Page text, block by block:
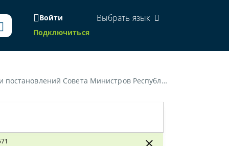
Войти
Подключиться
Выбрать язык
от 17 октября 2011 г. № 1394 и от 12 июня 2014 г. № 571»